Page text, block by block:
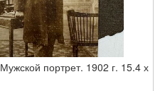
Мужской портрет. 1902 г. 15.4 х